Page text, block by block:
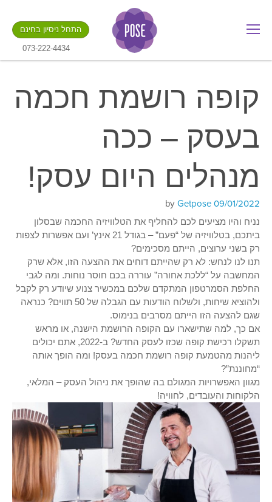
.gotpose.com
התחל ניסיון בחינם
073-222-4434
קופה רושמת חכמה
בעסק – ככה
מנהלים היום עסק!
Posted
09/01/2022
Getpose
נניח והיו מציעים לכם להחליף את הטלוויזיה החכמה שבסלון
ביתכם, בטלוויזיה של “פעם” – בגודל 21 אינץ’ ועם אפשרות לצפות
רק בשני ערוצים, הייתם מסכימים?
תנו לנו לנחש: לא רק שהייתם דוחים את ההצעה הזו, אלא שרק
המחשבה על “ללכת אחורה” עוררה בכם חוסר נוחות. ומה לגבי
החלפת הסמרטפון המתקדם שלכם במכשיר צנוע שיודע רק לקבל
ולהוציא שיחות, ולשלוח הודעות עם הגבלה של 50 תווים? כנראה
שגם להצעה הזו הייתם מסרבים בנימוס.
אם כך, למה שתישארו עם הקופה הרושמת הישנה, או מראש
תשקלו רכישת קופה שכזו לעסק החדש? ב-2022, אתם יכולים
ליהנות מהטמעת קופה רושמת חכמה בעסק! ומה הופך אותה
“מחוננת”?
מגוון האפשרויות המגולם בה שהופך את ניהול העסק – המלאי,
הלקוחות והעובדים, לחוויה!